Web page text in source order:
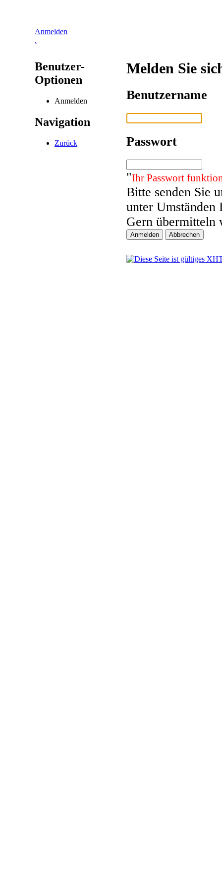
Anmelden
.
Benutzer-
Optionen
Anmelden
Navigation
Zurück
Melden Sie
Benutzername
Passwort
"Ihr Passwort
Bitte senden Sie
unter Umständen
Gern übermitteln